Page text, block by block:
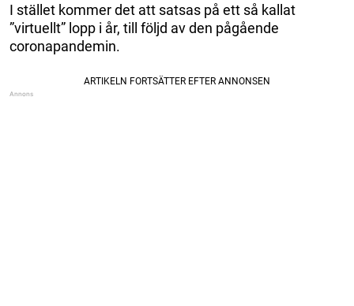
I stället kommer det att satsas på ett så kallat
”virtuellt” lopp i år, till följd av den pågående
coronapandemin.